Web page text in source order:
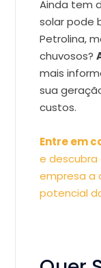
Ainda tem
solar pode
Petrolina,
chuvosos?
mais
sua
custos.
Entre em
e
empresa a
potencial